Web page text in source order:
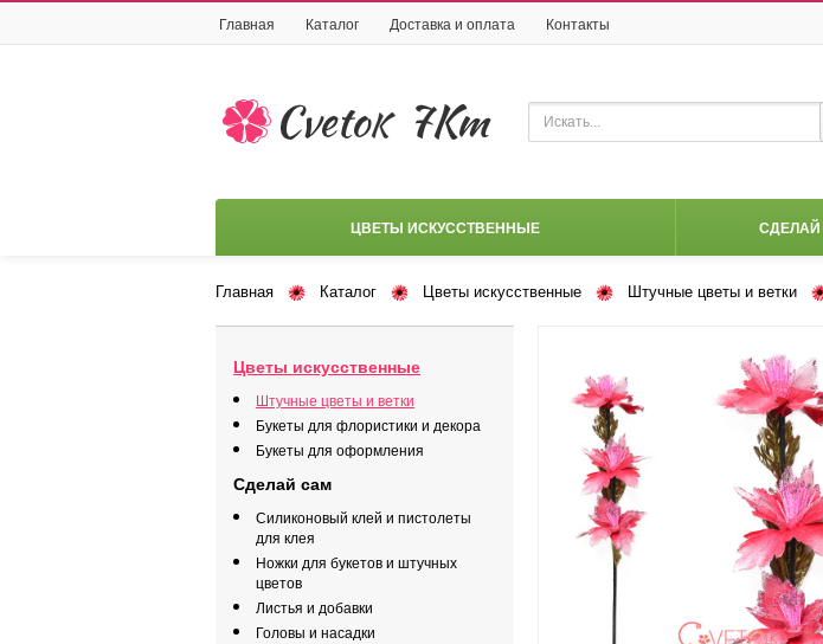
Главная Каталог Доставка и оплата Контакты
ЦВЕТЫ ИСКУССТВЕННЫЕ
Главная Каталог Цветы искусственные Штучные цветы и ветки
Цветы искусственные
Штучные цветы и ветки
Букеты для флористики и декора
Букеты для оформления
Сделай сам
Силиконовый клей и пистолеты
для клея
Ножки для букетов и штучных
цветов
Листья и добавки
Головы и насадки